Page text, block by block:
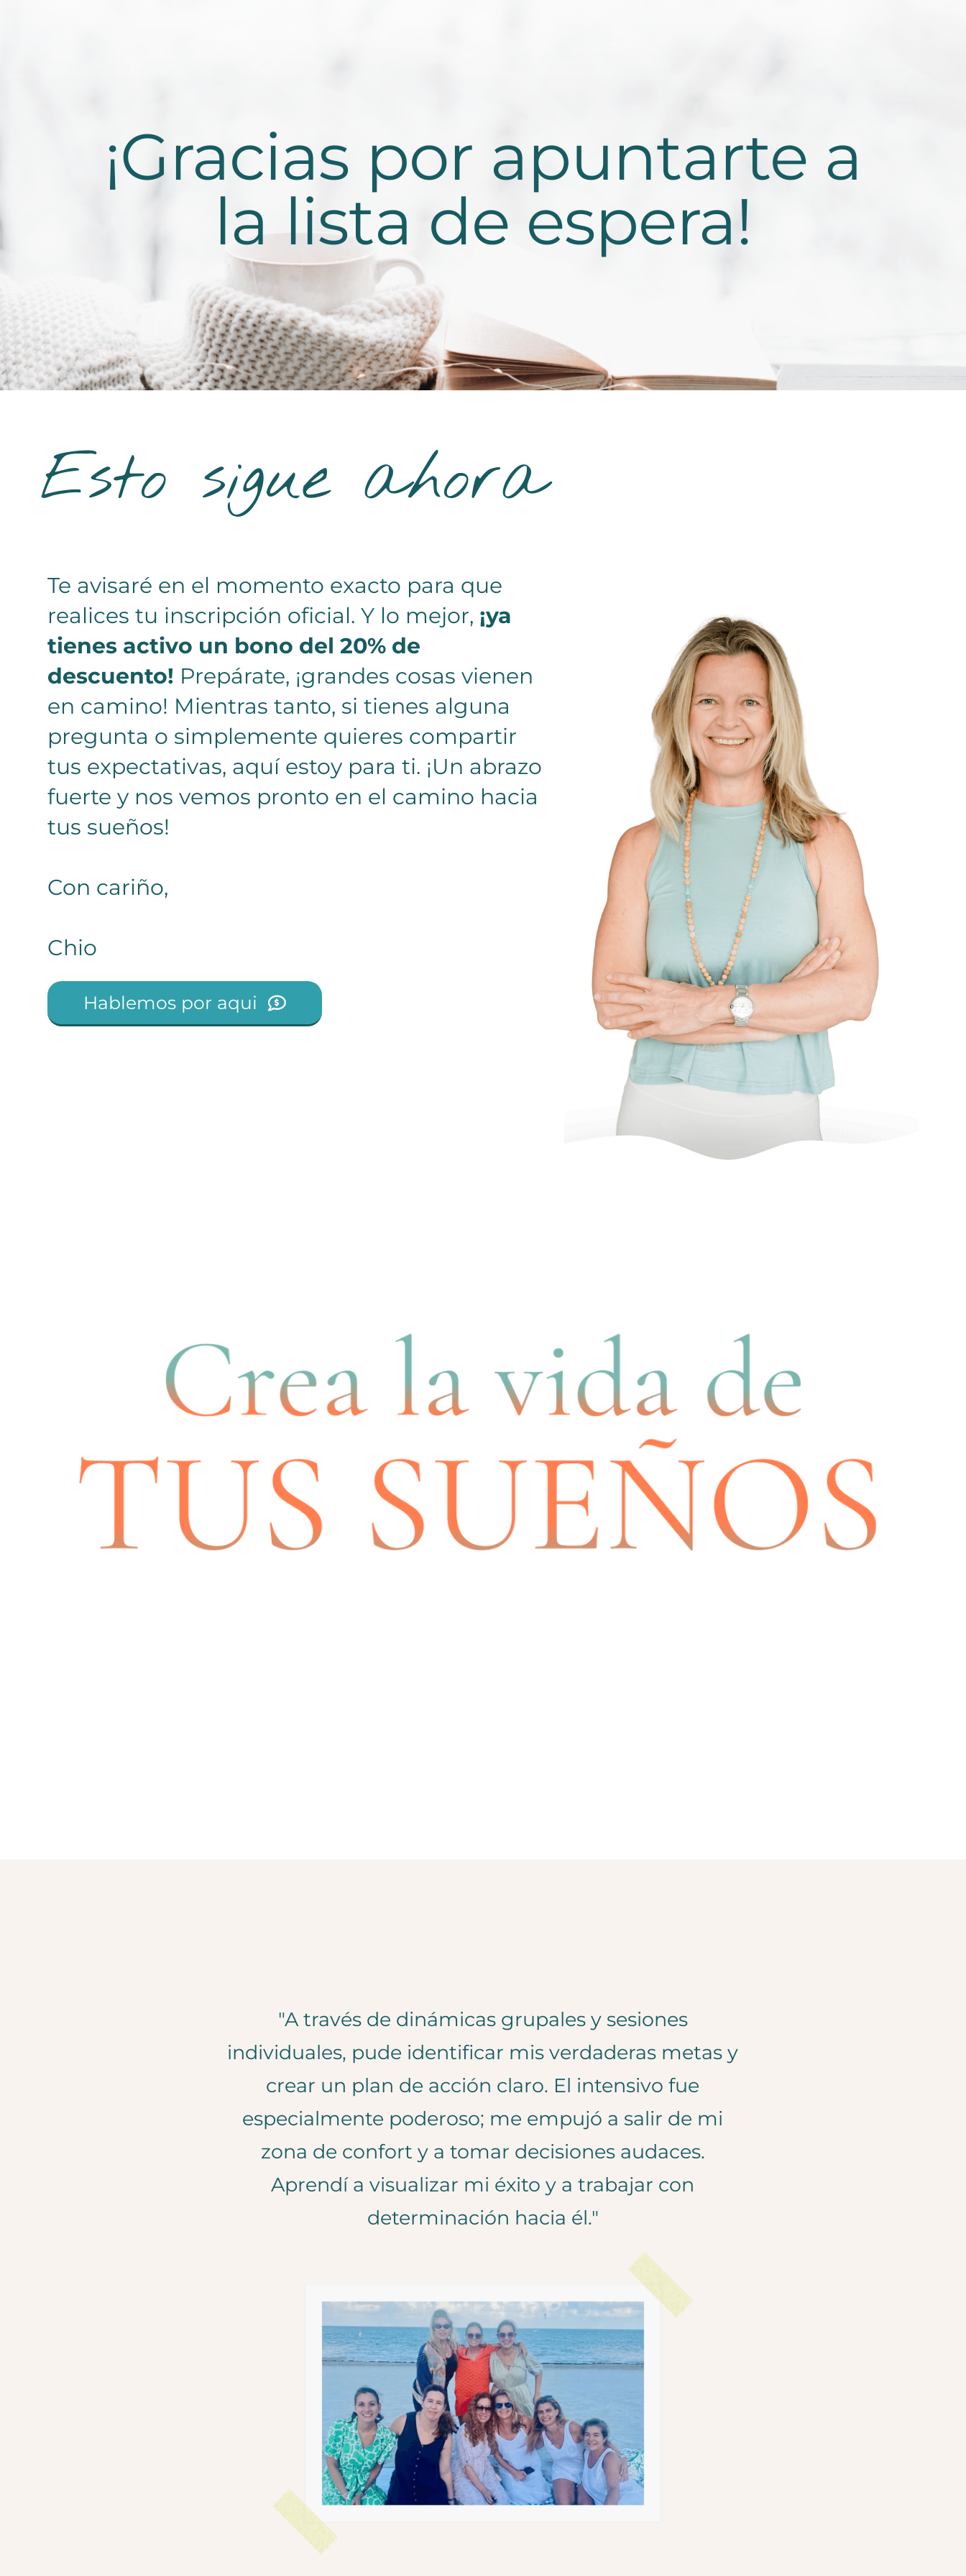
¡Gracias por apuntarte a
la lista de espera!
Esto sigue ahora
Te avisaré en el momento exacto para que
realices tu inscripción oficial. Y lo mejor, ¡ya
tienes activo un bono del 20% de
descuento! Prepárate, ¡grandes cosas vienen
en camino! Mientras tanto, si tienes alguna
pregunta o simplemente quieres compartir
tus expectativas, aquí estoy para ti. ¡Un abrazo
fuerte y nos vemos pronto en el camino hacia
tus sueños!
Con cariño,
Chio
Hablemos por aqui
"A través de dinámicas grupales y sesiones
individuales, pude identificar mis verdaderas metas y
crear un plan de acción claro. El intensivo fue
especialmente poderoso; me empujó a salir de mi
zona de confort y a tomar decisiones audaces.
Aprendí a visualizar mi éxito y a trabajar con
determinación hacia él."